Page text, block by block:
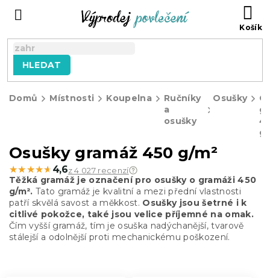
HLEDAT
Domů Místnosti Koupelna
Ručníky
a
osušky
Osušky
g/
Osušky gramáž 450 g/m²
★★★★★
★★★★★ 4,6z 4 027 recenzí
Těžká gramáž je označení pro osušky o gramáži 450
g/m². Tato gramáž je kvalitní a mezi přední vlastnosti
patří skvělá savost a měkkost. Osušky jsou šetrné i k
citlivé pokožce, také jsou velice příjemné na omak.
Čím vyšší gramáž, tím je osuška nadýchanější, tvarově
stálejší a odolnější proti mechanickému poškození.